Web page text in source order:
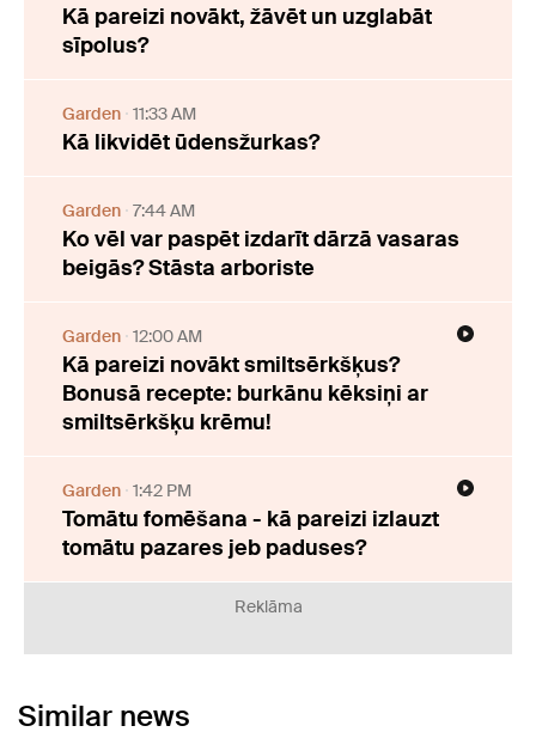
Kā pareizi novākt, žāvēt un uzglabāt
sīpolus?
Garden 11:33 AM
Kā likvidēt ūdensžurkas?
Garden 7:44 AM
Ko vēl var paspēt izdarīt dārzā vasaras
beigās? Stāsta arboriste
Garden 12:00 AM
Kā pareizi novākt smiltsērkšķus?
Bonusā recepte: burkānu kēksiņi ar
smiltsērkšķu krēmu!
Garden 1:42 PM
Tomātu fomēšana - kā pareizi izlauzt
tomātu pazares jeb paduses?
Reklāma
Similar news